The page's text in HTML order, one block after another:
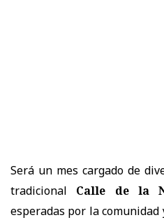
Será un mes cargado de
tradicional
Calle de la
esperadas por la